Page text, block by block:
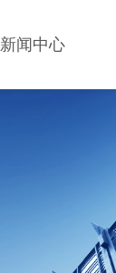
新闻中心